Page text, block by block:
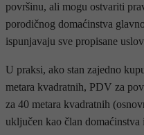
površinu, ali mogu ostvariti
porodičnog domaćinstva
ispunjavaju sve propisane
U praksi, ako stan zajedno
metara kvadratnih, PDV za
za 40 metara kvadratnih
uključen kao član